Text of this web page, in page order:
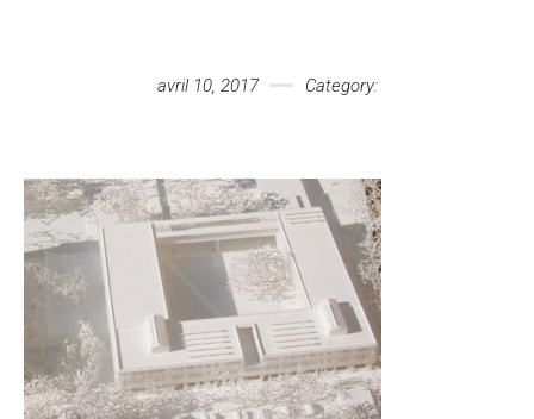
avril 10, 2017 Category: